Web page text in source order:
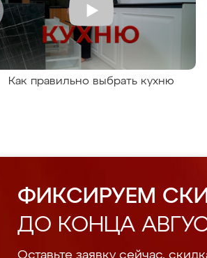
Как правильно выбрать кухню
ФИКСИРУЕМ
ДО КОНЦА
Оставьте заявку сейчас,